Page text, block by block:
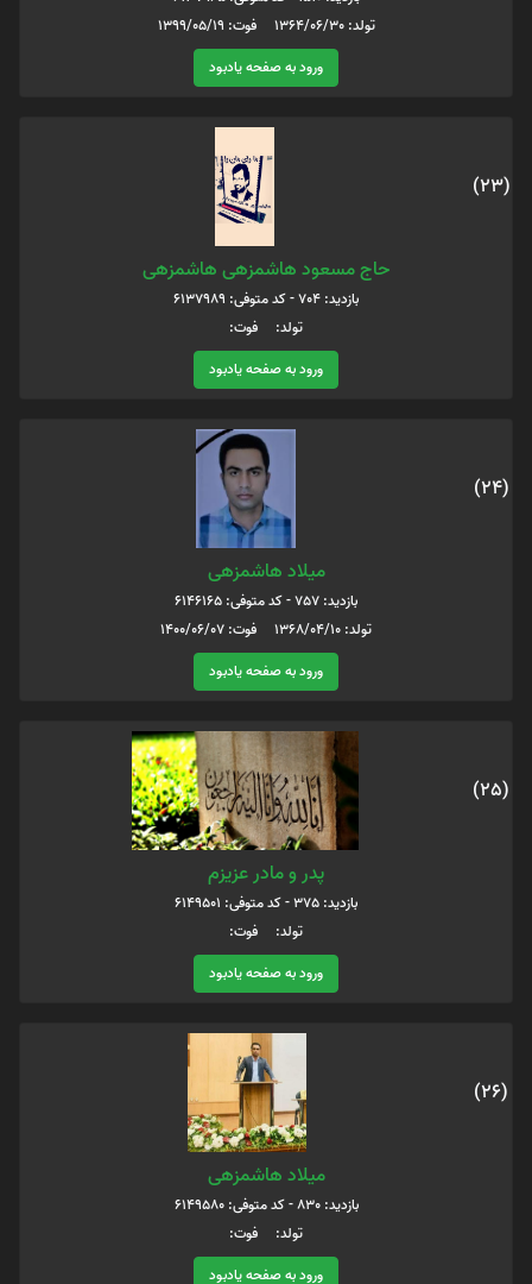
تولد: 1364/06/30 فوت: 1399/05/19
ورود به صفحه یادبود
(23)
حاج مسعود هاشمزهی هاشمزهی
بازدید: 704 - کد متوفی: 6137989
تولد: فوت:
ورود به صفحه یادبود
(24)
میلاد هاشمزهی
بازدید: 757 - کد متوفی: 6146165
تولد: 1368/04/10 فوت: 1400/06/07
ورود به صفحه یادبود
(25)
پدر و مادر عزیزم
بازدید: 375 - کد متوفی: 6149501
تولد: فوت:
ورود به صفحه یادبود
(26)
میلاد هاشمزهی
بازدید: 830 - کد متوفی: 6149580
تولد: فوت:
ورود به صفحه یادبود